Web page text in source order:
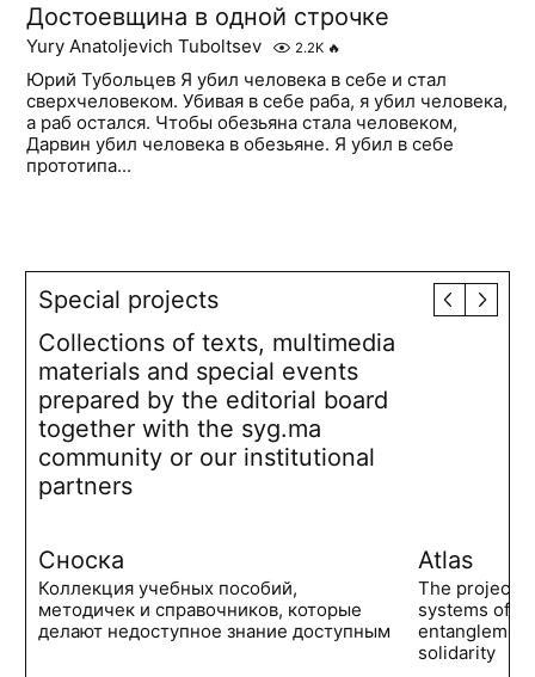
Достоевщина в одной строчке
Yury Anatoljevich Tuboltsev 2.2K 🔥
Юрий Тубольцев Я убил человека в себе и стал
сверхчеловеком. Убивая в себе раба, я убил человека,
а раб остался. Чтобы обезьяна стала человеком,
Дарвин убил человека в обезьяне. Я убил в себе
прототипа...
Special projects
Collections of texts, multimedia
materials and special events
prepared by the editorial board
together with the syg.ma
community or our institutional
partners
Сноска
Коллекция учебных пособий,
методичек и справочников, которые
делают недоступное знание доступным
Atlas
The project
systems of
solidarity